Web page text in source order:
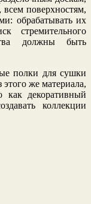
поверхностям,
обрабатывать их
стремительного
должны быть
полки для сушки
этого же материала,
как декоративный
коллекции